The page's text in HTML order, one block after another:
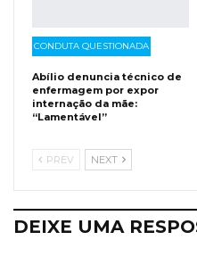
CONDUTA QUESTIONADA
Abílio denuncia técnico de
enfermagem por expor
internação da mãe:
“Lamentável”
PREV NEXT
DEIXE UMA